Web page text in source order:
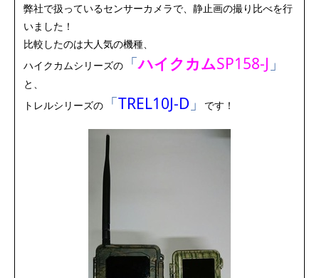
弊社で扱っているセンサーカメラで、静止画の撮り比べを行
いました！
比較したのは大人気の機種、
ハイクカムシリーズの
「ハイクカムSP158‐J 」
と、
トレルシリーズの
「TREL10J-D 」 です！